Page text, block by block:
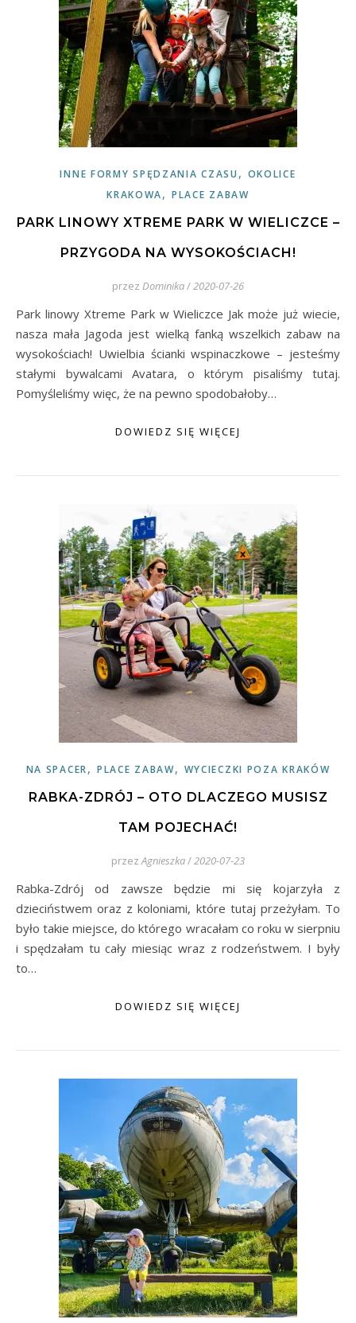
INNE FORMY SPĘDZANIA CZASU , OKOLICE
KRAKOWA,PLACE ZABAW
PARK LINOWY XTREME PARK W WIELICZCE –
PRZYGODA NA WYSOKOŚCIACH!
przez Dominika/2020-07-26
Park linowy Xtreme Park w Wieliczce Jak może już wiecie,
nasza mała Jagoda jest wielką fanką wszelkich zabaw na
wysokościach! Uwielbia ścianki wspinaczkowe – jesteśmy
stałymi bywalcami Avatara, o którym pisaliśmy tutaj.
Pomyśleliśmy więc, że na pewno spodobałoby…
DOWIEDZ SIĘ WIĘCEJ
NA SPACER, PLACE ZABAW, WYCIECZKI POZA KRAKÓW
RABKA-ZDRÓJ – OTO DLACZEGO MUSISZ
TAM POJECHAĆ!
przez Agnieszka/2020-07-23
Rabka-Zdrój od zawsze będzie mi się kojarzyła z
dzieciństwem oraz z koloniami, które tutaj przeżyłam. To
było takie miejsce, do którego wracałam co roku w sierpniu
i spędzałam tu cały miesiąc wraz z rodzeństwem. I były
to…
DOWIEDZ SIĘ WIĘCEJ